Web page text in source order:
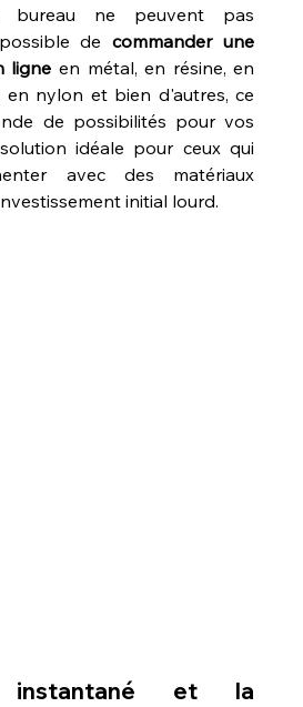
bureau ne peuvent pas
de commander une
ligne en métal, en résine, en
en nylon et bien d'autres, ce
de possibilités pour vos
idéale pour ceux qui
avec des matériaux
initial lourd.
et la